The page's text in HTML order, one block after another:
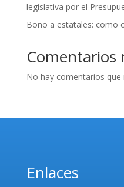
legislativa por el
Bono a estatales: como
Comentarios
No hay comentarios que
Enlaces